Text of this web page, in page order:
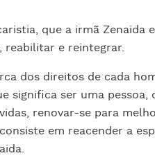
que a irmã Zenaida
reabilitar e reintegrar.
dos direitos de cada
significa ser uma pessoa,
renovar-se para
em reacender a